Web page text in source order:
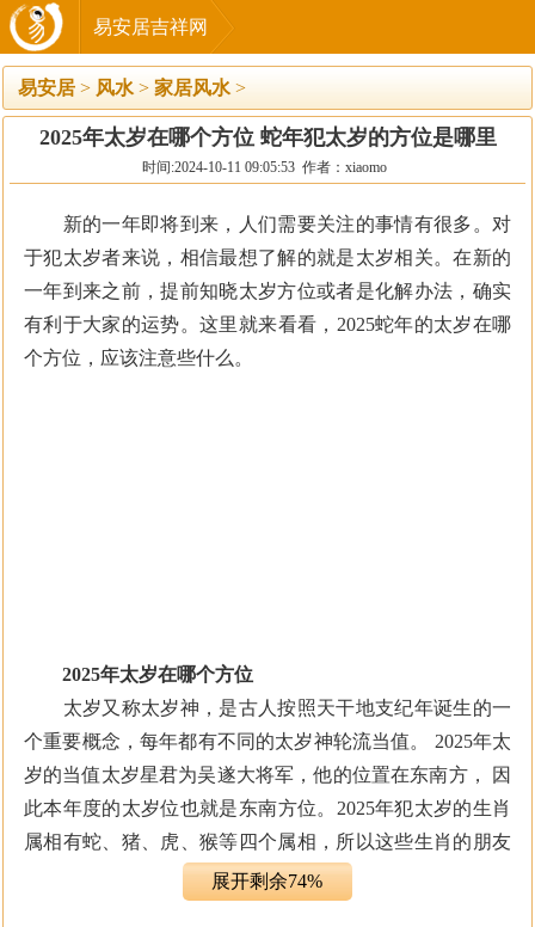
易安居吉祥网
易安居 > 风水 > 家居风水 >
2025年太岁在哪个方位 蛇年犯太岁的方位是哪里
时间:2024-10-11 09:05:53 作者：xiaomo
新的一年即将到来，人们需要关注的事情有很多。对
于犯太岁者来说，相信最想了解的就是太岁相关。在新的
一年到来之前，提前知晓太岁方位或者是化解办法，确实
有利于大家的运势。这里就来看看，2025蛇年的太岁在哪
个方位，应该注意些什么。
2025年太岁在哪个方位
太岁又称太岁神，是古人按照天干地支纪年诞生的一
个重要概念，每年都有不同的太岁神轮流当值。 2025年太
岁的当值太岁星君为吴遂大将军，他的位置在东南方， 因
此本年度的太岁位也就是东南方位。2025年犯太岁的生肖
属相有蛇、猪、虎、猴等四个属相，所以这些生肖的朋友
们也要提前了解自己的运势，以及与太岁位相关的注意事
展开剩余74%